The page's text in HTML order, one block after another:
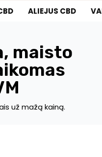
ALIEJUS CBD
maisto
už mažą kainą.